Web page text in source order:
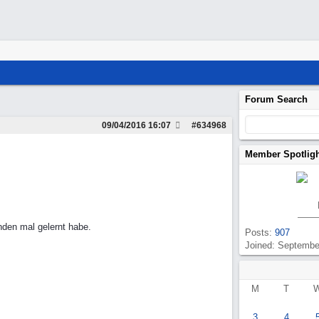
#634968
09/04/2016 16:07
mal gelernt habe.
Forum Search
Member
Posts: 907
Joined:
M T